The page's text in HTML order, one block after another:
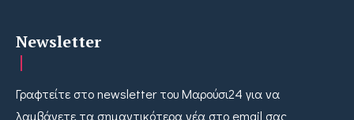
Newsletter
Γραφτείτε στο newsletter του Μαρούσι24 για να
λαμβάνετε τα σημαντικότερα νέα στο email σας